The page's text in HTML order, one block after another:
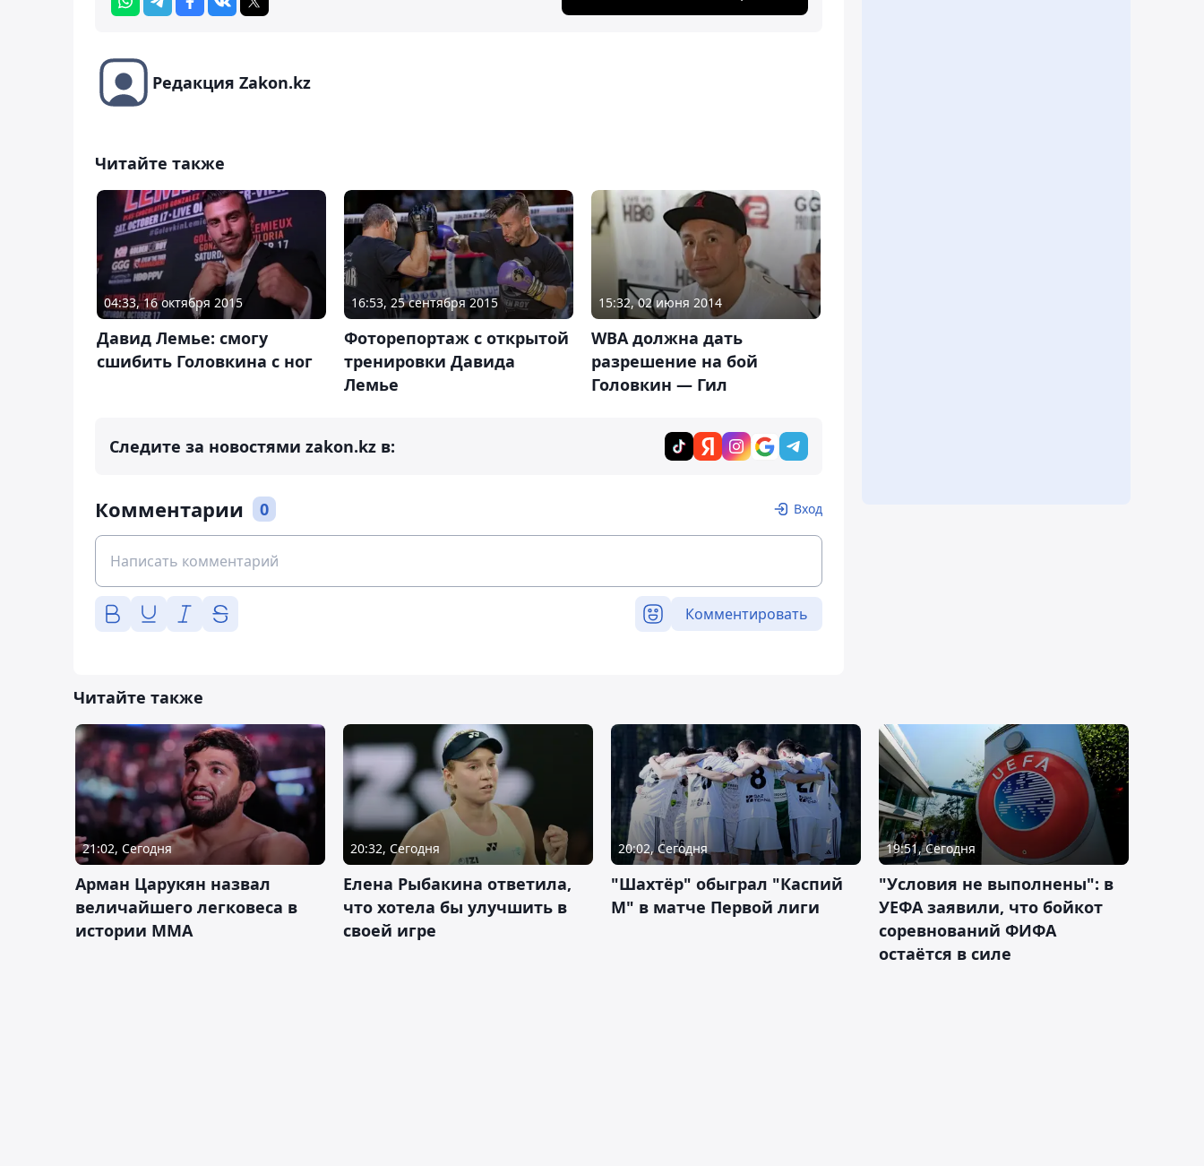
Редакция Zakon.kz
Читайте также
04:33, 16 октября 2015
Давид Лемье: смогу
сшибить Головкина с ног
16:53, 25 сентября 2015
Фоторепортаж с открытой
тренировки Давида
Лемье
15:32, 02 июня 2014
WBA должна дать
разрешение на бой
Головкин — Гил
Следите за новостями zakon.kz в:
Комментарии 0 Вход
Комментировать
Читайте также
21:02, Сегодня
Арман Царукян назвал
величайшего легковеса в
истории ММА
20:32, Сегодня
Елена Рыбакина ответила,
что хотела бы улучшить в
своей игре
20:02, Сегодня
"Шахтёр" обыграл "Каспий
М" в матче Первой лиги
19:51, Сегодня
"Условия не выполнены": в
УЕФА заявили, что бойкот
соревнований ФИФА
остаётся в силе